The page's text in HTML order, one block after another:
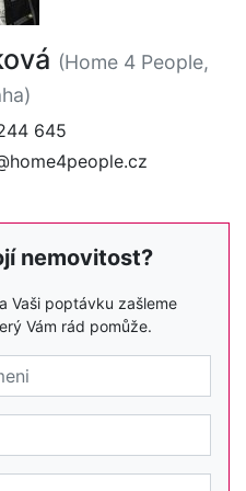
(Home 4 People,
645
nemovitost?
Vaši poptávku zašleme
Vám rád pomůže.